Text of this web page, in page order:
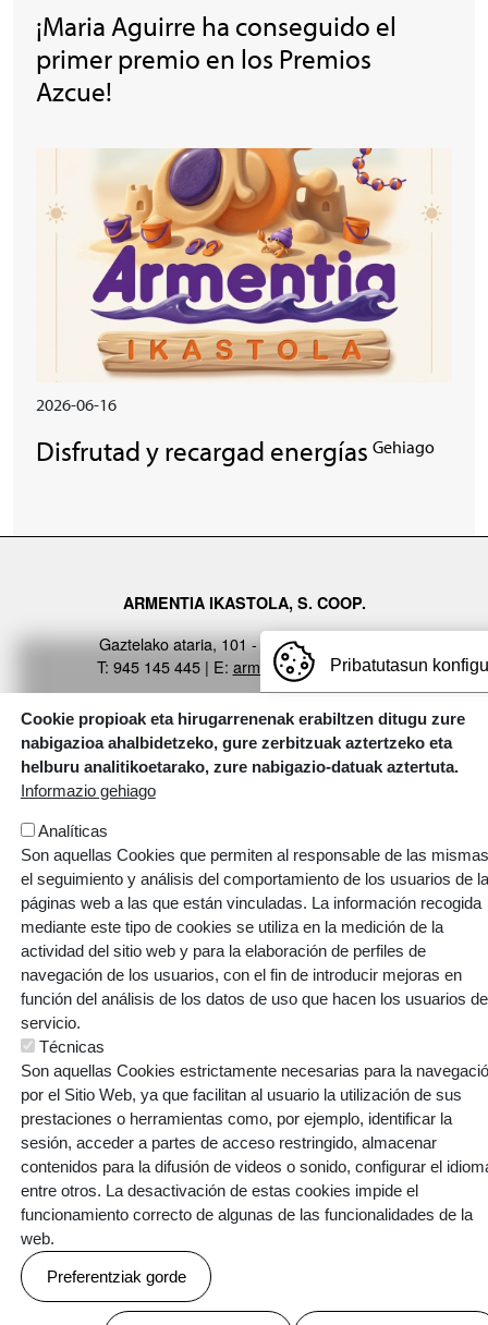
¡Maria Aguirre ha conseguido el
primer premio en los Premios
Azcue!
2026-06-16
Disfrutad y recargad energías Gehiago
ARMENTIA IKASTOLA, S. COOP.
Gaztelako ataria, 101 - 01007 (GASTEIZ)
T: 945 145 445 | E: armentia@ikastola.eus
ORRI-OINA
Contacto Trabaja con nosotros
TESTU-LEGALAK
Política de cookies Política de privacidad
Webgune hau Ikastolen Elkarteak garatu du
Pribatutasun
Cookie propioak eta hirugarrenenak erabiltzen ditugu zure
nabigazioa ahalbidetzeko, gure zerbitzuak aztertzeko eta
helburu analitikoetarako, zure nabigazio-datuak aztertuta.
Informazio gehiago
Analíticas
Son aquellas Cookies que permiten al responsable de las
el seguimiento y análisis del comportamiento de los usuarios de
páginas web a las que están vinculadas. La información recogida
mediante este tipo de cookies se utiliza en la medición de la
actividad del sitio web y para la elaboración de perfiles de
navegación de los usuarios, con el fin de introducir mejoras en
función del análisis de los datos de uso que hacen los usuarios
servicio.
Técnicas
Son aquellas Cookies estrictamente necesarias para la
por el Sitio Web, ya que facilitan al usuario la utilización de sus
prestaciones o herramientas como, por ejemplo, identificar la
sesión, acceder a partes de acceso restringido, almacenar
contenidos para la difusión de videos o sonido, configurar el
entre otros. La desactivación de estas cookies impide el
funcionamiento correcto de algunas de las funcionalidades de la
web.
Preferentziak gorde